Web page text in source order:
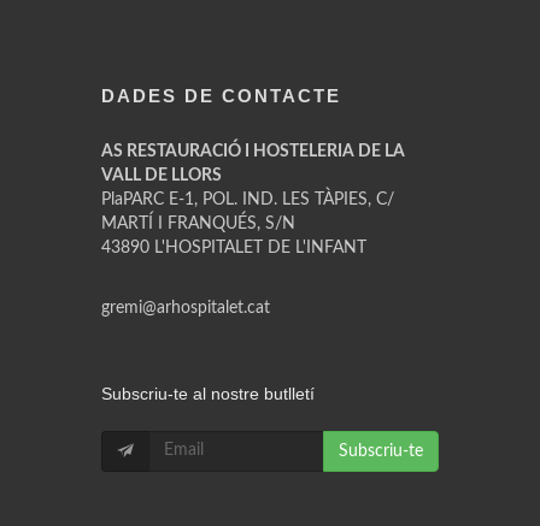
DADES DE CONTACTE
AS RESTAURACIÓ I HOSTELERIA DE LA
VALL DE LLORS
PlaPARC E-1, POL. IND. LES TÀPIES, C/
MARTÍ I FRANQUÉS, S/N
43890 L'HOSPITALET DE L'INFANT
gremi@arhospitalet.cat
Subscriu-te al nostre butlletí
Subscriu-te